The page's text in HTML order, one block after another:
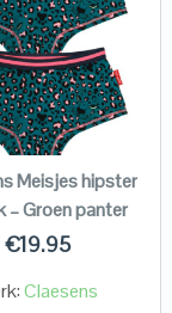
Meisjes hipster
– Groen panter
€19.95
Claesens